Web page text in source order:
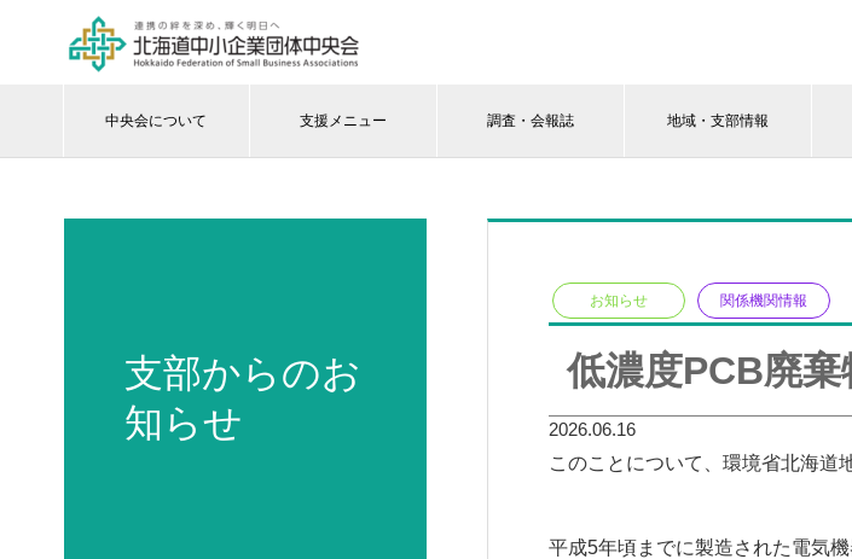
中央会について 支援メニュー 調査・会報誌 地域・支部情報
支部からのお
知らせ
お知らせ 関係機関情報
低濃度PCB廃
2026.06.16
このことについて、環境省北海道
平成5年頃までに製造された電気